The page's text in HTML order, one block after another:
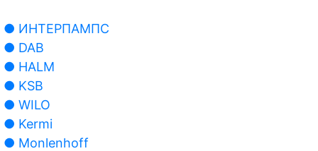
● ИНТЕРПАМПС
● DAB
● HALM
● KSB
● WILO
● Kermi
● Monlenhoff